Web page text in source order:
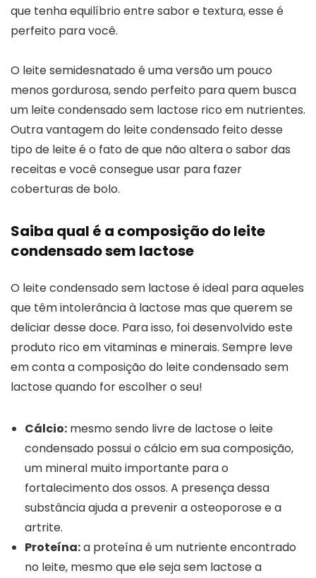
que tenha equilíbrio entre sabor e textura, esse é
perfeito para você.
O leite semidesnatado é uma versão um pouco
menos gordurosa, sendo perfeito para quem busca
um leite condensado sem lactose rico em nutrientes.
Outra vantagem do leite condensado feito desse
tipo de leite é o fato de que não altera o sabor das
receitas e você consegue usar para fazer
coberturas de bolo.
Saiba qual é a composição do leite
condensado sem lactose
O leite condensado sem lactose é ideal para aqueles
que têm intolerância à lactose mas que querem se
deliciar desse doce. Para isso, foi desenvolvido este
produto rico em vitaminas e minerais. Sempre leve
em conta a composição do leite condensado sem
lactose quando for escolher o seu!
Cálcio: mesmo sendo livre de lactose o leite
condensado possui o cálcio em sua composição,
um mineral muito importante para o
fortalecimento dos ossos. A presença dessa
substância ajuda a prevenir a osteoporose e a
artrite.
Proteína:a proteína é um nutriente encontrado
no leite, mesmo que ele seja sem lactose a